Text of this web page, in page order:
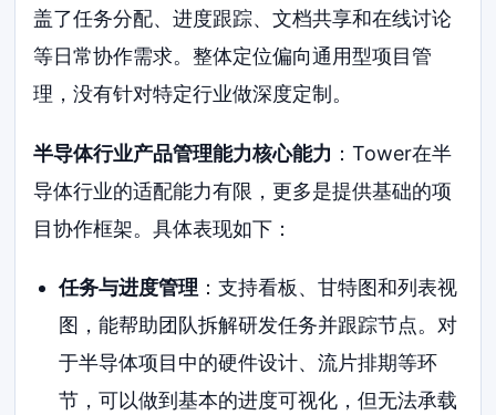
盖了任务分配、进度跟踪、文档共享和在线讨论
等日常协作需求。整体定位偏向通用型项目管
理，没有针对特定行业做深度定制。
半导体行业产品管理能力核心能力 ：Tower在半
导体行业的适配能力有限，更多是提供基础的项
目协作框架。具体表现如下：
任务与进度管理 ：支持看板、甘特图和列表视
图，能帮助团队拆解研发任务并跟踪节点。对
于半导体项目中的硬件设计、流片排期等环
节，可以做到基本的进度可视化，但无法承载